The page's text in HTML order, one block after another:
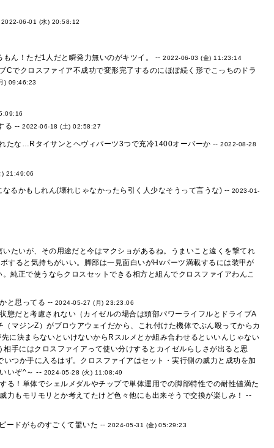
2022-06-01 (水) 20:58:12
もん！ただ1人だと瞬発力無いのがキツイ。 --2022-06-03 (金) 11:23:14
でクロスファイア不成功で変形完了するのにほぼ続く形でこっちのドラ
) 09:46:23
る --2022-06-18 (土) 02:58:27
たな…Rタイサンとヘヴィパーツ3つで充冷1400オーバーか --2022-08-28
) 21:49:06
るかもしれん(壊れじゃなかったら引く人少なそうって言うな) -- 2023-01-
たいが、その用途だと今はマクショがあるね。うまいこと遠くを撃てれ
すると気持ちがいい。脚部は一見面白いがHvパーツ満載するには装甲が
純正で使うならクロスセットできる相方と組んでクロスファイアわんこ
と思ってる -- 2024-05-27 (月) 23:23:06
態だと考慮されない（カイゼルの場合は頭部パワーライフルとドライブA
マジンZ）がブロウアウェイだから、これ付けた機体でぶん殴ってからカ
に決まらないといけないからRスルメとか組み合わせるといいんじゃない
手にはクロスファイアって使い分けするとカイゼルらしさが出ると思
つか手に入るはず。クロスファイアはセット・実行側の威力と成功を加
いぞ^～ -- 2024-05-28 (火) 11:08:49
！単体でシェルメダルやチップで単体運用での脚部特性での耐性値満た
力もモリモリとか考えてたけど色々他にも出来そうで交換が楽しみ！ --
ードがものすごくて驚いた --2024-05-31 (金) 05:29:23